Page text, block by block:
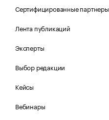
Сертифицированные партнеры
Лента публикаций
Эксперты
Выбор редакции
Кейсы
Вебинары